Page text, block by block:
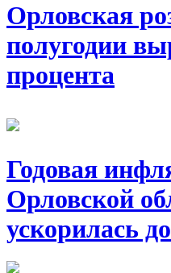
Орловская
полугодии
процента
Годовая
Орловской
ускорилась